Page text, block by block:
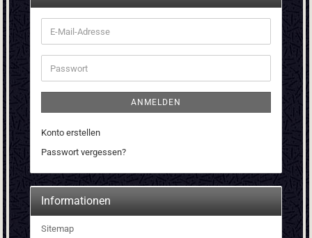
E-
Mail-
Adresse
Passwort
ANMELDEN
Konto erstellen
Passwort vergessen?
Informationen
Sitemap